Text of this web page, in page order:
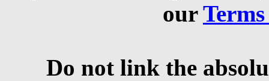
our
Do not link the